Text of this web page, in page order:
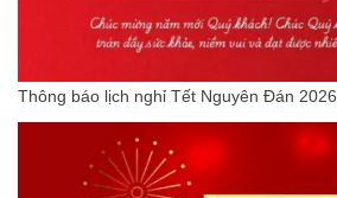
Thông báo lịch nghỉ Tết Nguyên Đán 2026